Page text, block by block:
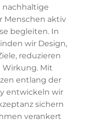
Menschen aktiv
begleiten. In
wir Design,
reduzieren
Mit
entlang der
entwickeln wir
sichern
verankert